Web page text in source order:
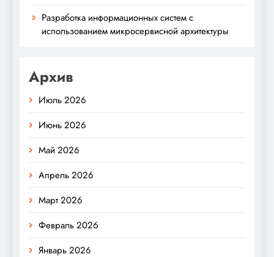
Разработка информационных систем с
использованием микросервисной архитектуры
Архив
Июль 2026
Июнь 2026
Май 2026
Апрель 2026
Март 2026
Февраль 2026
Январь 2026